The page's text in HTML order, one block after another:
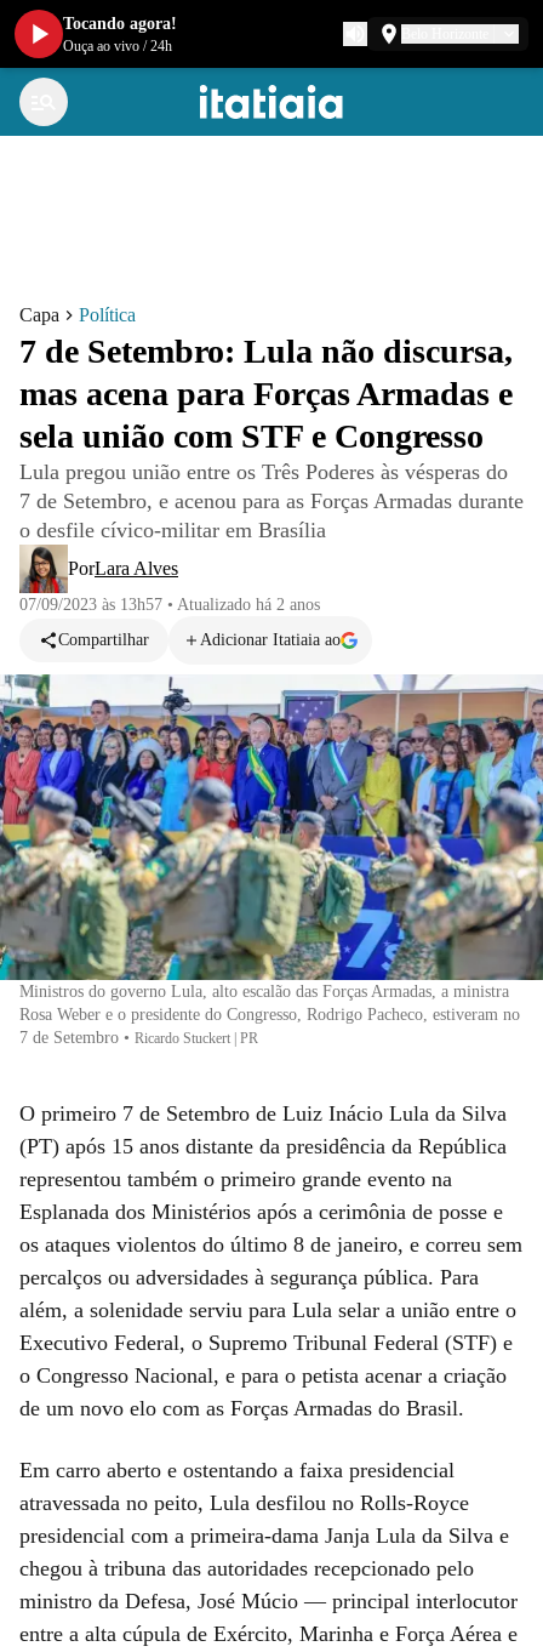
Capa Política
7 de Setembro: Lula não discursa,
mas acena para Forças Armadas e
sela união com STF e Congresso
Lula pregou união entre os Três Poderes às vésperas do
7 de Setembro, e acenou para as Forças Armadas durante
o desfile cívico-militar em Brasília
PorLara Alves
07/09/2023 às 13h57 • Atualizado há 2 anos
Compartilhar
Adicionar Itatiaia ao
Ministros do governo Lula, alto escalão das Forças Armadas, a ministra
Rosa Weber e o presidente do Congresso, Rodrigo Pacheco, estiveram no
7 de Setembro • Ricardo Stuckert | PR
O primeiro 7 de Setembro de Luiz Inácio Lula da Silva
(PT) após 15 anos distante da presidência da República
representou também o primeiro grande evento na
Esplanada dos Ministérios após a cerimônia de posse e
os ataques violentos do último 8 de janeiro, e correu sem
percalços ou adversidades à segurança pública. Para
além, a solenidade serviu para Lula selar a união entre o
Executivo Federal, o Supremo Tribunal Federal (STF) e
o Congresso Nacional, e para o petista acenar a criação
de um novo elo com as Forças Armadas do Brasil.
Em carro aberto e ostentando a faixa presidencial
atravessada no peito, Lula desfilou no Rolls-Royce
presidencial com a primeira-dama Janja Lula da Silva e
chegou à tribuna das autoridades recepcionado pelo
ministro da Defesa, José Múcio — principal interlocutor
entre a alta cúpula de Exército, Marinha e Força Aérea e
Tocando agora!
Ouça ao vivo /24h